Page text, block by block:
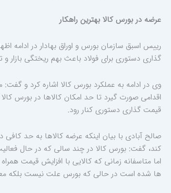
عرضه در بورس کالا بهترین راهکار
رییس اسبق سازمان بورس و اوراق بهادار در
گذاری دستوری برای فولاد باعث بهم ریختگی بازار
وی در ادامه به عملکرد بورس کالا اشاره کرد و
اقدامی صورت گیرد تا حد امکان کالاها در بورس
قیمت گذاری دستوری کنار رود.
صالح آبادی با بیان اینکه عرضه کالاها به حد کافی
کند، گفت: بورس کالا در چند سالی که در حال
اما متاسفانه زمانی که کالایی با افزایش قیمت
ها شده است در حالی که بورس علت نیست بلکه